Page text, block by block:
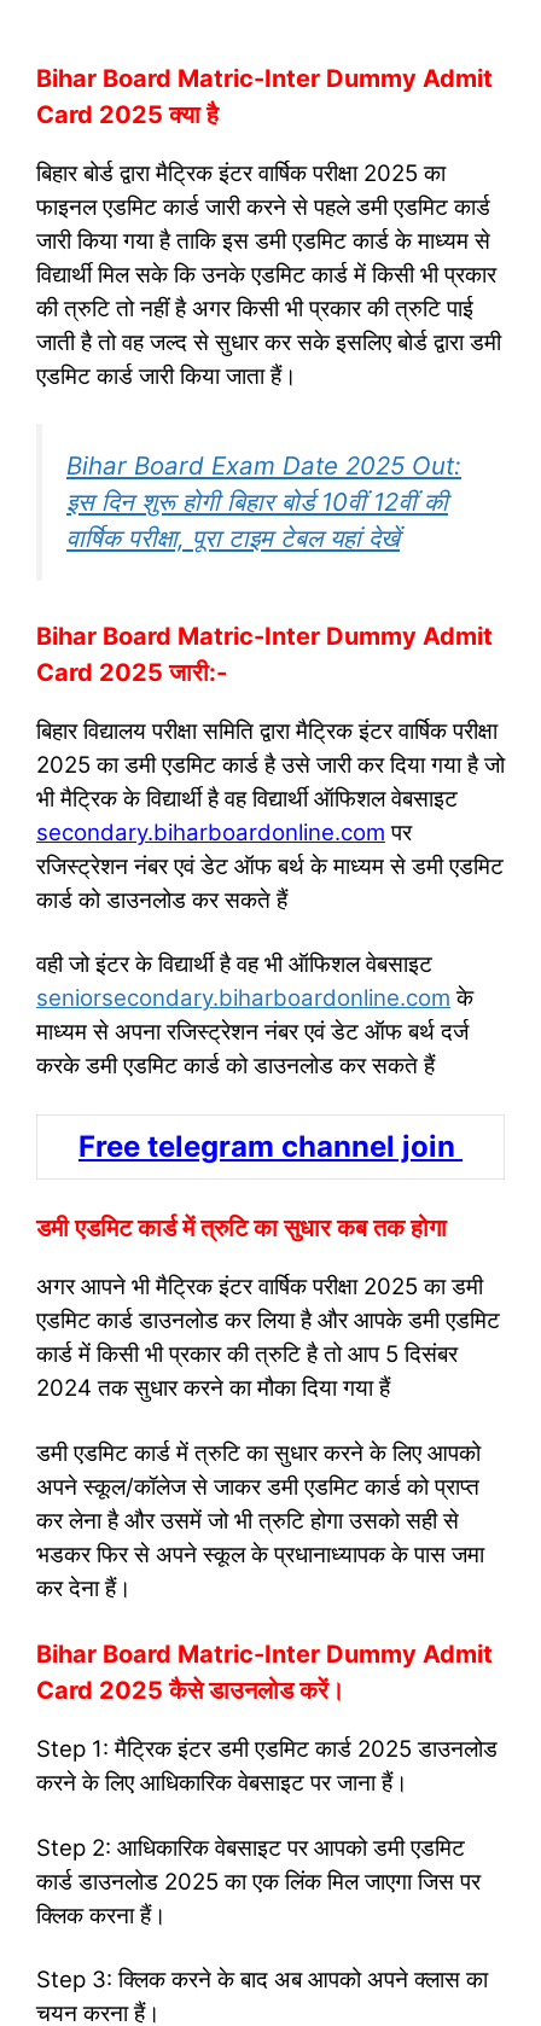
Bihar Board Matric-Inter Dummy Admit
Card 2025 क्या है
बिहार बोर्ड द्वारा मैट्रिक इंटर वार्षिक परीक्षा 2025 का
फाइनल एडमिट कार्ड जारी करने से पहले डमी एडमिट कार्ड
जारी किया गया है ताकि इस डमी एडमिट कार्ड के माध्यम से
विद्यार्थी मिल सके कि उनके एडमिट कार्ड में किसी भी प्रकार
की त्रुटि तो नहीं है अगर किसी भी प्रकार की त्रुटि पाई
जाती है तो वह जल्द से सुधार कर सके इसलिए बोर्ड द्वारा डमी
एडमिट कार्ड जारी किया जाता हैं।
Bihar Board Exam Date 2025 Out:
इस दिन शुरू होगी बिहार बोर्ड 10वीं 12वीं की
वार्षिक परीक्षा, पूरा टाइम टेबल यहां देखें
Bihar Board Matric-Inter Dummy Admit
Card 2025 जारी:-
बिहार विद्यालय परीक्षा समिति द्वारा मैट्रिक इंटर वार्षिक परीक्षा
2025 का डमी एडमिट कार्ड है उसे जारी कर दिया गया है जो
भी मैट्रिक के विद्यार्थी है वह विद्यार्थी ऑफिशल वेबसाइट
secondary.biharboardonline.com पर
रजिस्ट्रेशन नंबर एवं डेट ऑफ बर्थ के माध्यम से डमी एडमिट
कार्ड को डाउनलोड कर सकते हैं
वही जो इंटर के विद्यार्थी है वह भी ऑफिशल वेबसाइट
seniorsecondary.biharboardonline.com के
माध्यम से अपना रजिस्ट्रेशन नंबर एवं डेट ऑफ बर्थ दर्ज
करके डमी एडमिट कार्ड को डाउनलोड कर सकते हैं
Free telegram channel join
डमी एडमिट कार्ड में त्रुटि का सुधार कब तक होगा
अगर आपने भी मैट्रिक इंटर वार्षिक परीक्षा 2025 का डमी
एडमिट कार्ड डाउनलोड कर लिया है और आपके डमी एडमिट
कार्ड में किसी भी प्रकार की त्रुटि है तो आप 5 दिसंबर
2024 तक सुधार करने का मौका दिया गया हैं
डमी एडमिट कार्ड में त्रुटि का सुधार करने के लिए आपको
अपने स्कूल/कॉलेज से जाकर डमी एडमिट कार्ड को प्राप्त
कर लेना है और उसमें जो भी त्रुटि होगा उसको सही से
भडकर फिर से अपने स्कूल के प्रधानाध्यापक के पास जमा
कर देना हैं।
Bihar Board Matric-Inter Dummy Admit
Card 2025 कैसे डाउनलोड करें।
Step 1: मैट्रिक इंटर डमी एडमिट कार्ड 2025 डाउनलोड
करने के लिए आधिकारिक वेबसाइट पर जाना हैं।
Step 2: आधिकारिक वेबसाइट पर आपको डमी एडमिट
कार्ड डाउनलोड 2025 का एक लिंक मिल जाएगा जिस पर
क्लिक करना हैं।
Step 3: क्लिक करने के बाद अब आपको अपने क्लास का
चयन करना हैं।